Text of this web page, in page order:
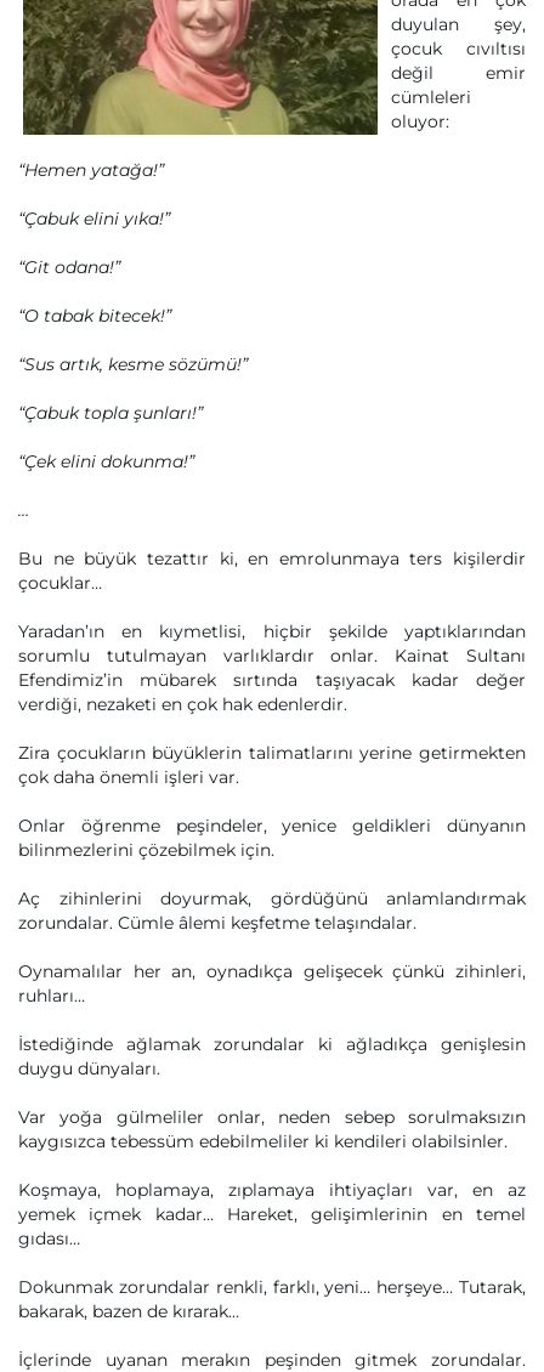
duyulan şey,
çocuk cıvıltısı
değil emir
cümleleri
oluyor:
“Hemen yatağa!”
“Çabuk elini yıka!”
“Git odana!”
“O tabak bitecek!”
“Sus artık, kesme sözümü!”
“Çabuk topla şunları!”
“Çek elini dokunma!”
…
Bu ne büyük tezattır ki, en emrolunmaya ters kişilerdir
çocuklar…
Yaradan’ın en kıymetlisi, hiçbir şekilde yaptıklarından
sorumlu tutulmayan varlıklardır onlar. Kainat Sultanı
Efendimiz’in mübarek sırtında taşıyacak kadar değer
verdiği, nezaketi en çok hak edenlerdir.
Zira çocukların büyüklerin talimatlarını yerine getirmekten
çok daha önemli işleri var.
Onlar öğrenme peşindeler, yenice geldikleri dünyanın
bilinmezlerini çözebilmek için.
Aç zihinlerini doyurmak, gördüğünü anlamlandırmak
zorundalar. Cümle âlemi keşfetme telaşındalar.
Oynamalılar her an, oynadıkça gelişecek çünkü zihinleri,
ruhları…
İstediğinde ağlamak zorundalar ki ağladıkça genişlesin
duygu dünyaları.
Var yoğa gülmeliler onlar, neden sebep sorulmaksızın
kaygısızca tebessüm edebilmeliler ki kendileri olabilsinler.
Koşmaya, hoplamaya, zıplamaya ihtiyaçları var, en az
yemek içmek kadar… Hareket, gelişimlerinin en temel
gıdası…
Dokunmak zorundalar renkli, farklı, yeni… herşeye… Tutarak,
bakarak, bazen de kırarak…
İçlerinde uyanan merakın peşinden gitmek zorundalar.